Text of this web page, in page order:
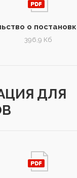
о
396,9 Кб
ДЛЯ